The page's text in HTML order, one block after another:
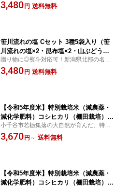
【せんごう塩 しお シオ ソルト ささが
「笹川流れ」の海水を使用した塩です。伝
統の製法で、じっくり結晶化。乾燥の工程
3,480 円 送料無料
笹川流れの塩 Cセット 3種5袋入り（笹
川流れの塩×2・昆布塩×2・山ぶどう塩×
1） 株式会社えん 新潟県産 生産者直送
【せんごう塩 しお シオ ソルト ささが
贈り物に◎熨斗対応可！新潟県北部の名勝
「笹川流れ」の海水を使用した塩です。伝
統の製法で、じっくり結晶化。乾燥の工程
3,480 円 送料無料
【令和5年度米】特別栽培米（減農薬・
減化学肥料）コシヒカリ（棚田栽培）精
米 選べる「3kg」or「5kg」Mt.ファーム
わかとち 新潟県産こしひかり 有機肥料
小千谷市若栃集落の大自然が育んだ、特別
栽培米魚沼産コシヒカリです。もっちりと
した食感と、濃厚な甘み・うま味が人気を
3,670 円 ～ 送料無料
【令和5年度米】特別栽培米（減農薬・
減化学肥料）コシヒカリ（棚田栽培）玄